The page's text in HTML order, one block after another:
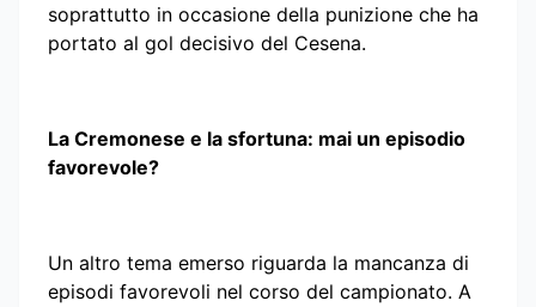
soprattutto in occasione della punizione che ha
portato al gol decisivo del Cesena.
La Cremonese e la sfortuna: mai un episodio
favorevole?
Un altro tema emerso riguarda la mancanza di
episodi favorevoli nel corso del campionato. A